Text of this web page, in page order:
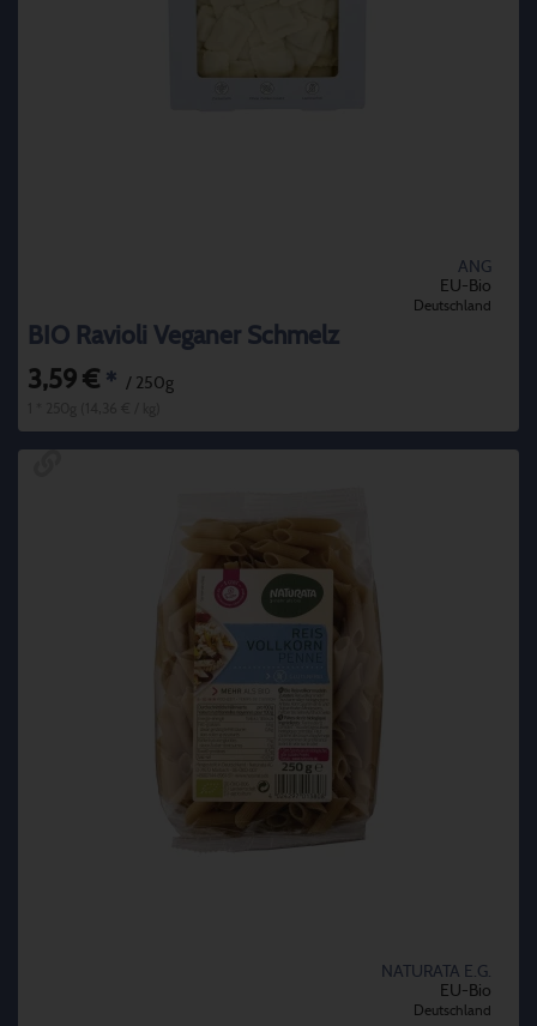
ANG
EU-Bio
Deutschland
BIO Ravioli Veganer Schmelz
3,59 € * / 250g
NATURATA E.G.
EU-Bio
Deutschland